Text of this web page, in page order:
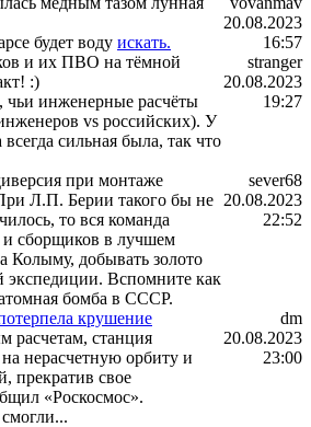
будет воду искать.
20.08.2023
16:57
и их ПВО на тёмной
:)
чьи инженерные расчёты
vs российских). У
сильная была, так что
stranger
20.08.2023
19:27
при монтаже
Л.П. Берии такого бы не
то вся команда
сборщиков в лучшем
Колыму, добывать золото
экспедиции. Вспомните как
атомная бомба в СССР.
sever68
20.08.2023
22:52
крушение
расчетам, станция
нерасчетную орбиту и
прекратив свое
«Роскосмос».
dm
20.08.2023
23:00